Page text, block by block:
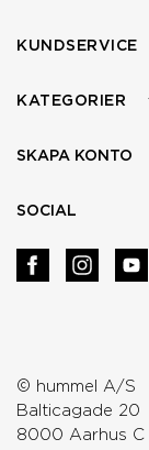
© hummel A/S
Balticagade 20
8000 Aarhus C
KUNDSERVICE
KATEGORIER
SKAPA KONTO
SOCIAL